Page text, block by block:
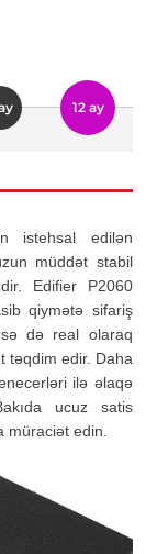
12 ay
istehsal edilən
müddət stabil
Edifier P2060
qiymətə sifariş
də real olaraq
təqdim edir. Daha
ilə əlaqə
ucuz satis
müraciət edin.